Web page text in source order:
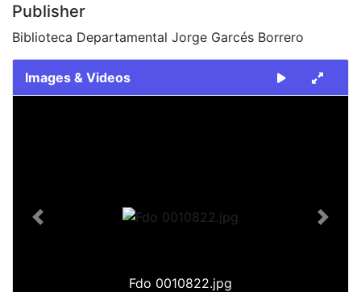
Publisher
Biblioteca Departamental Jorge Garcés Borrero
Images & Videos
Fdo 0010822.jpg
Previous Next